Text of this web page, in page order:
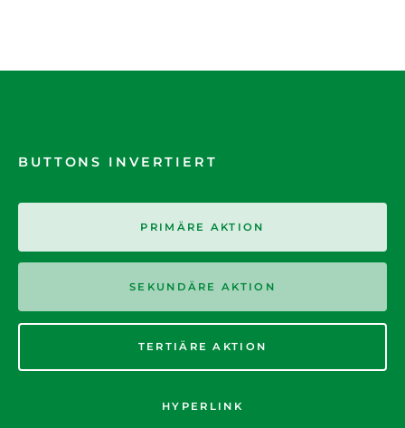
BUTTONS INVERTIERT
PRIMÄRE AKTION
SEKUNDÄRE AKTION
TERTIÄRE AKTION
HYPERLINK